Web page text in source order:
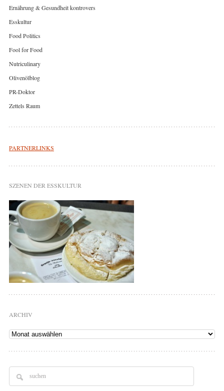
Ernährung & Gesundheit kontrovers
Esskultur
Food Politics
Fool for Food
Nutriculinary
Olivenölblog
PR-Doktor
Zettels Raum
PARTNERLINKS
SZENEN DER ESSKULTUR
ARCHIV
Archiv